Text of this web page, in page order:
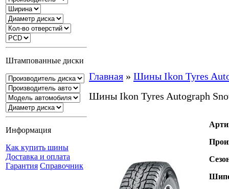
Штампованные диски
Информация
Как купить шины
Доставка и оплата
Гарантия Справочник
Главная » Шины Ikon Tyres
Шины Ikon Tyres Autograph